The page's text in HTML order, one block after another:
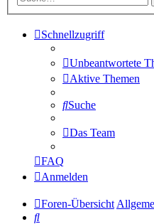
Schnellzugriff
Unbeantwortete
Aktive Themen
Suche
Das Team
FAQ
Anmelden
Foren-Übersicht
Suche